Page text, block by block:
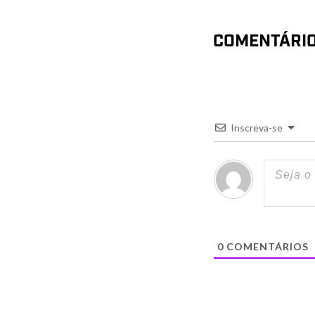
Inscreva-se
0COMENTÁRIOS